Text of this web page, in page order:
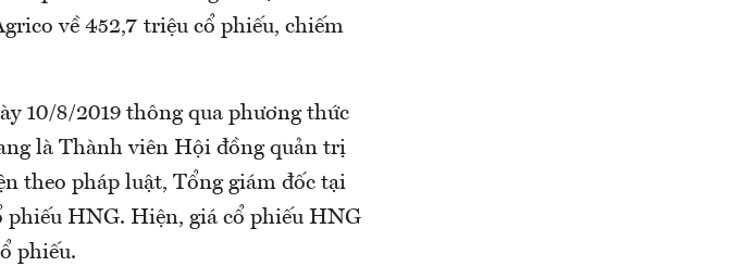
về 452,7 triệu cổ phiếu, chiếm
10/8/2019 thông qua phương thức
là Thành viên Hội đồng quản trị
theo pháp luật, Tổng giám đốc tại
phiếu HNG. Hiện, giá cổ phiếu HNG
phiếu.